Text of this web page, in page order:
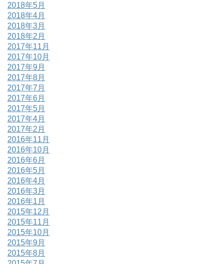
2018年5月
2018年4月
2018年3月
2018年2月
2017年11月
2017年10月
2017年9月
2017年8月
2017年7月
2017年6月
2017年5月
2017年4月
2017年2月
2016年11月
2016年10月
2016年6月
2016年5月
2016年4月
2016年3月
2016年1月
2015年12月
2015年11月
2015年10月
2015年9月
2015年8月